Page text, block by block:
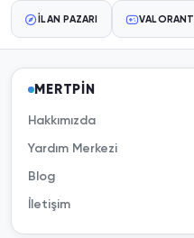
İLAN PAZARI VALORANT
MERTPİN
Hakkımızda
Yardım Merkezi
Blog
İletişim